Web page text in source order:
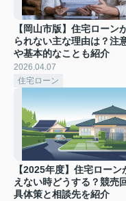
【岡山市版】住宅ローン
られない主な理由は？注
や基本的なことも紹介
2026.04.07
住宅ローン
【2025年度】住宅ローン
えない時どうする？競売
具体策と相談先を紹介